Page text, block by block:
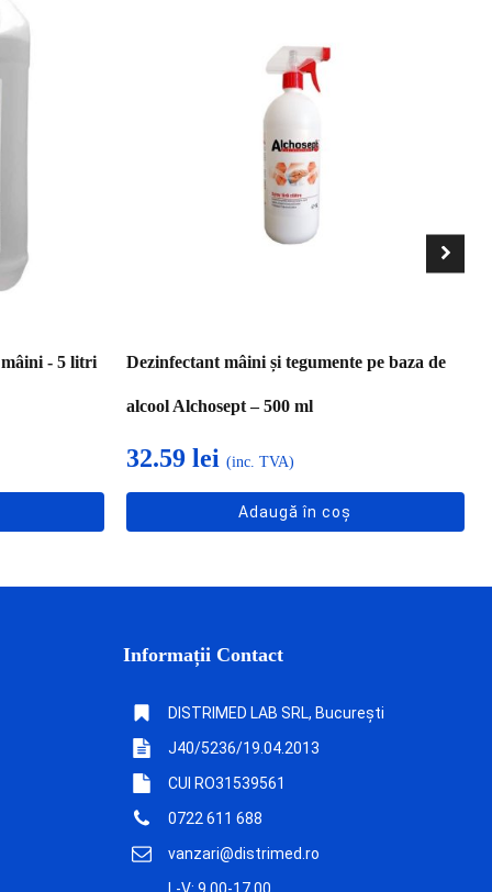
mâini - 5 litri Dezinfectant mâini și tegumente pe baza de
alcool Alchosept – 500 ml
32.59 lei (inc. TVA)
Adaugă în coș
Informații Contact
DISTRIMED LAB SRL, București
J40/5236/19.04.2013
CUI RO31539561
0722 611 688
vanzari@distrimed.ro